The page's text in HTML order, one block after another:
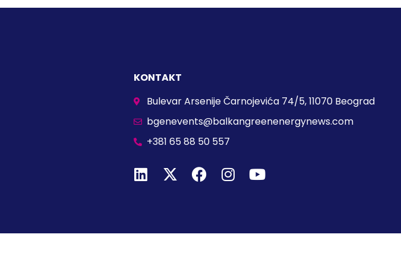
KONTAKT
Bulevar Arsenije Čarnojevića 74/5, 11070 Beograd
bgenevents@balkangreenenergynews.com
+381 65 88 50 557